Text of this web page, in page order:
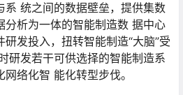
系 统之间的数据壁垒，提供集数
分析为一体的智能制造数 据中心
发投入，扭转智能制造“大脑”受
研发若干可供选择的智能制造系
络化智 能化转型步伐。